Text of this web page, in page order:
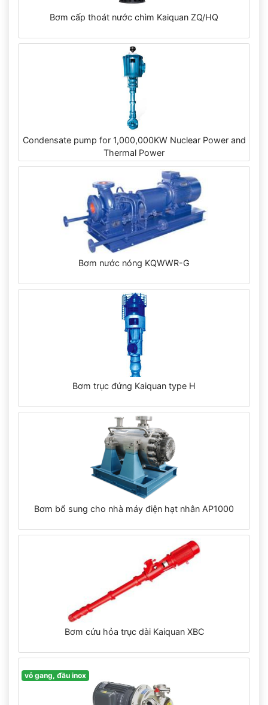
Bơm cấp thoát nước chìm Kaiquan ZQ/HQ
Condensate pump for 1,000,000KW Nuclear Power and
Thermal Power
Bơm nước nóng KQWWR-G
Bơm trục đứng Kaiquan type H
Bơm bổ sung cho nhà máy điện hạt nhân AP1000
Bơm cứu hỏa trục dài Kaiquan XBC
vỏ gang, đầu inox